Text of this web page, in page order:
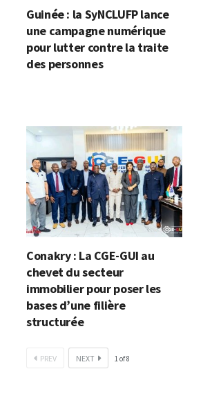
Guinée : la SyNCLUFP lance
une campagne numérique
pour lutter contre la traite
des personnes
Conakry : La CGE-GUI au
chevet du secteur
immobilier pour poser les
bases d’une filière
structurée
PREV NEXT 1of8